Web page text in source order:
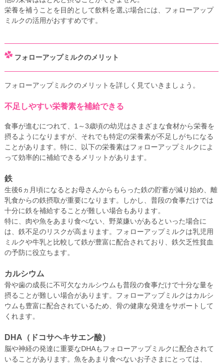
栄養を補うことを目的として飲料を選ぶ場合には、フォローアップ
ミルクの活用がおすすめです。
フォローアップミルクのメリット
フォローアップミルクのメリットを詳しく見ていきましょう。
不足しやすい栄養素を補給できる
食事が進むにつれて、1～3歳頃の幼児はさまざまな食材から栄養を
摂るようになりますが、それでも特定の栄養素が不足しがちになる
ことがあります。特に、以下の栄養素はフォローアップミルクによ
って効率的に補給できるメリットがあります。
鉄
生後6ヵ月頃になるとお母さんからもらった鉄の貯蓄が減り始め、離
乳食からの鉄摂取が重要になります。しかし、普段の食事だけでは
十分に鉄を補給することが難しい場合もあります。
特に、肉や魚をあまり食べない、野菜嫌いがあるといった場合に
は、鉄不足のリスクが高まります。フォローアップミルクは乳児用
ミルクや牛乳と比較して鉄が豊富に配合されており、鉄欠乏性貧血
の予防に役立ちます。
カルシウム
骨や歯の成長に不可欠なカルシウムも普段の食事だけで十分な量を
摂ることが難しい場合があります。フォローアップミルクはカルシ
ウムも豊富に配合されているため、骨の健康な発達をサポートして
くれます。
DHA（ドコサヘキサエン酸）
脳や神経の発達に重要なDHAもフォローアップミルクに配合されて
いることがあります。魚をあまり食べないお子さまにとっては、